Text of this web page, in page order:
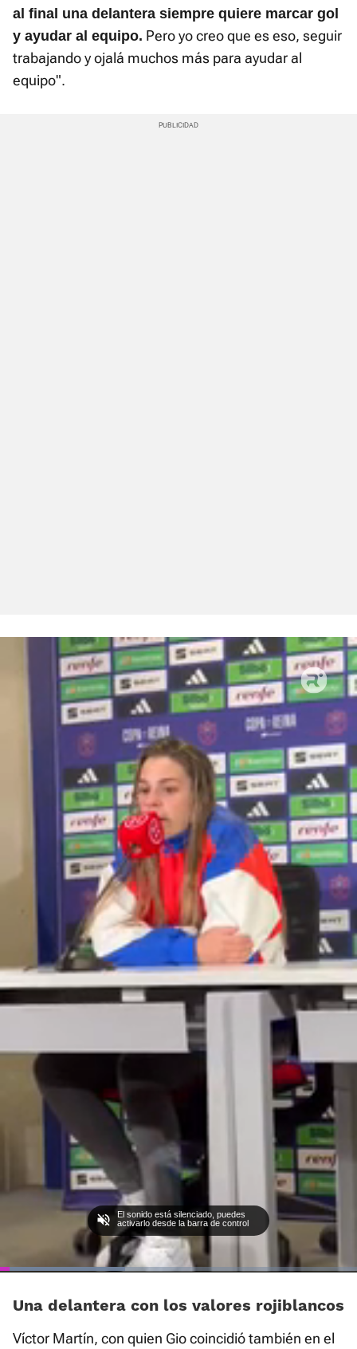
al final una delantera siempre quiere marcar gol
y ayudar al equipo. Pero yo creo que es eso, seguir
trabajando y ojalá muchos más para ayudar al
equipo".
Loaded
El sonido está silenciado, puedes
activarlo desde la barra de control
Una delantera con los valores rojiblancos
Víctor Martín, con quien Gio coincidió también en el